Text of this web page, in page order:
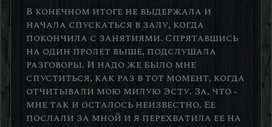
В конечном итоге не выдержала и
начала спускаться в залу, когда
покончила с занятиями. Спрятавшись
на один пролет выше, подслушала
разговоры. И надо же было мне
спуститься, как раз в тот момент, когда
отчитывали мою милую Эсту. За, что -
мне так и осталось неизвестно. Ее
послали за мной и я перехватила ее на